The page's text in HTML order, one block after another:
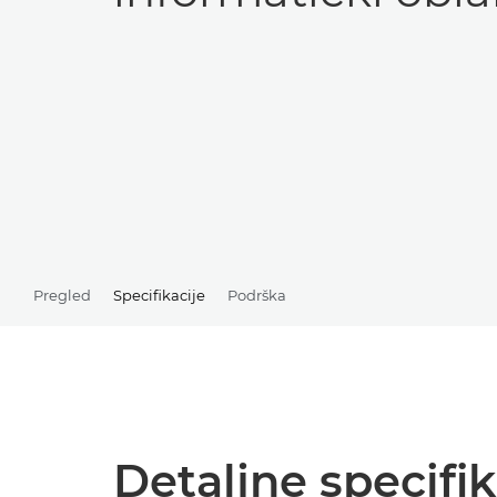
Pregled Specifikacije Podrška
Detaljne